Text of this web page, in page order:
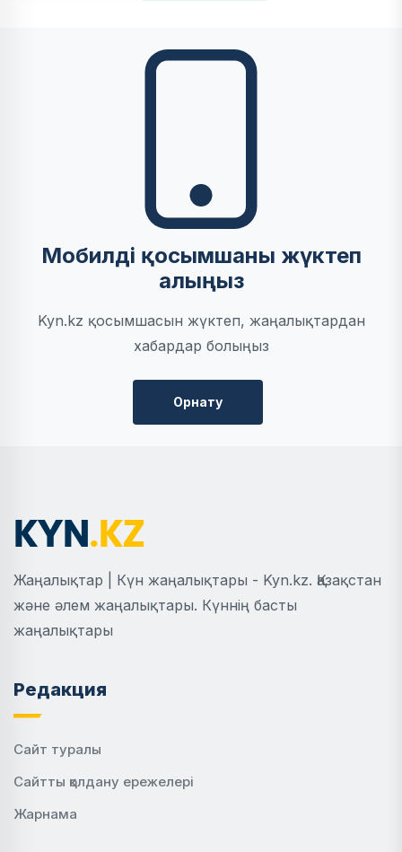
Мобилді қосымшаны жүктеп
алыңыз
Kyn.kz қосымшасын жүктеп, жаңалықтардан
хабардар болыңыз
Орнату
Жаңалықтар | Күн жаңалықтары - Kyn.kz. Қазақстан
және әлем жаңалықтары. Күннің басты
жаңалықтары
Редакция
Сайт туралы
Сайтты қолдану ережелері
Жарнама